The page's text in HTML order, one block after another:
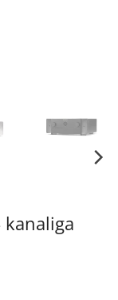
kanaliga